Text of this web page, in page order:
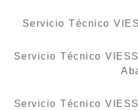
Servicio Técnico
Servicio Técnico
Servicio Técnico